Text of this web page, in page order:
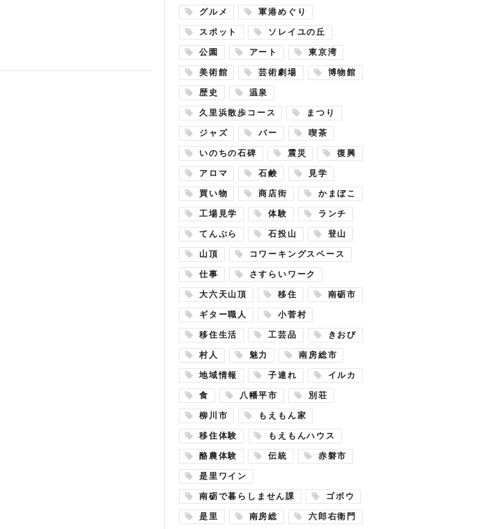
グルメ 軍港めぐり
スポット ソレイユの丘
公園 アート 東京湾
美術館 芸術劇場 博物館
歴史 温泉
久里浜散歩コース まつり
ジャズ バー 喫茶
いのちの石碑 震災 復興
アロマ 石鹸 見学
買い物 商店街 かまぼこ
工場見学 体験 ランチ
てんぷら 石投山 登山
山頂 コワーキングスペース
仕事 さすらいワーク
大六天山頂 移住 南砺市
ギター職人 小菅村
移住生活 工芸品 きおび
村人 魅力 南房総市
地域情報 子連れ イルカ
食 八幡平市 別荘
柳川市 もえもん家
移住体験 もえもんハウス
酪農体験 伝統 赤磐市
是里ワイン
南砺で暮らしません課 ゴボウ
是里 南房総 六郎右衛門